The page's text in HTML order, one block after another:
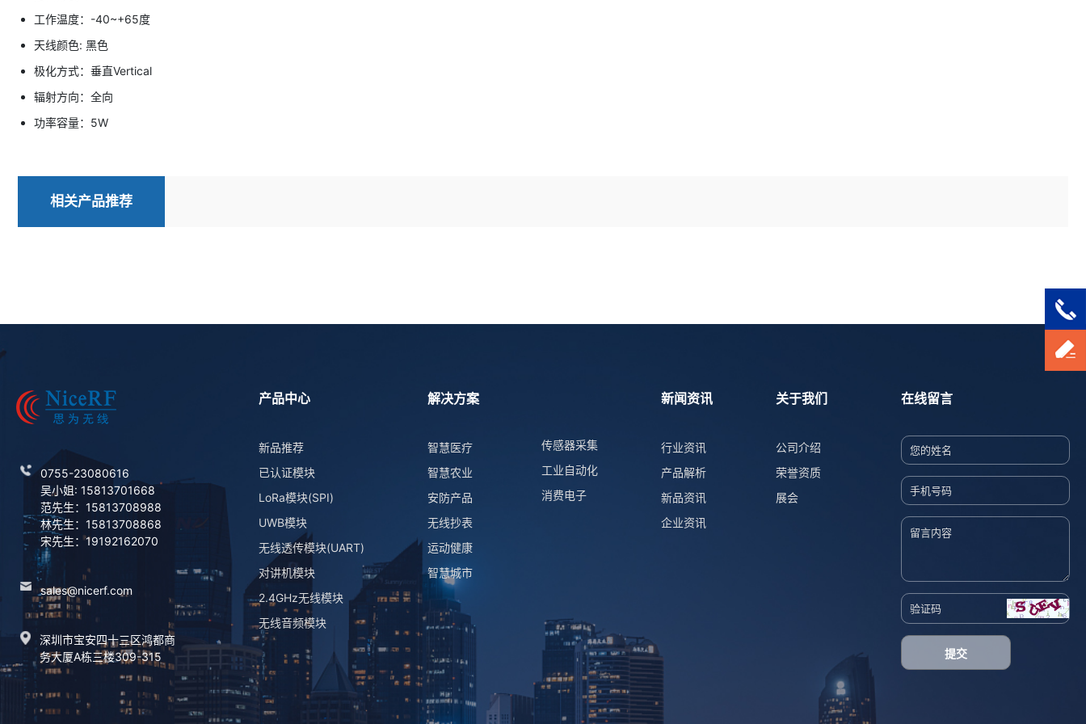
工作温度：-40~+65度
天线颜色: 黑色
极化方式：垂直Vertical
辐射方向：全向
功率容量：5W
相关产品推荐
0755-23080616
吴小姐: 15813701668
范先生：15813708988
林先生：15813708868
宋先生：19192162070
sales@nicerf.com
深圳市宝安四十三区鸿都商
务大厦A栋三楼309-315
产品中心
新品推荐
已认证模块
LoRa模块(SPI)
UWB模块
无线透传模块(UART)
对讲机模块
2.4GHz无线模块
无线音频模块
解决方案
智慧医疗
智慧农业
安防产品
无线抄表
运动健康
智慧城市
传感器采集
工业自动化
消费电子
新闻资讯
行业资讯
产品解析
新品资讯
企业资讯
关于我们
公司介绍
荣誉资质
展会
在线留言
提交